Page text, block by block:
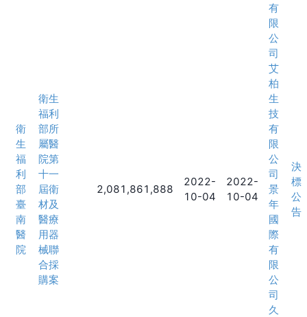
衛
生
福
利
部
臺
南
醫
院
衛生
福利
部所
屬醫
院第
十一
屆衛
材及
醫療
用器
械聯
合採
購案
2,081,861,888
2022-
10-04
2022-
10-04
有
限
公
司
艾
柏
生
技
有
限
公
司
景
年
國
際
有
限
公
司
久
決
標
公
告